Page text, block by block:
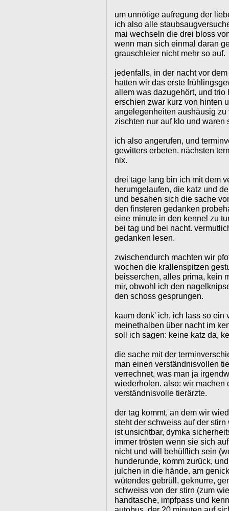
um unnötige aufregung der
ich also alle
mai wechseln die drei bloss
wenn man sich einmal daran
grauschleier nicht mehr so auf.
jedenfalls, in der nacht vor
hatten wir das erste
allem was dazugehört, und
erschien zwar kurz von hinten
angelegenheiten aushäusig
zischten nur auf klo und waren
ich also angerufen, und
gewitters erbeten. nächsten
nix.
drei tage lang bin ich mit dem
herumgelaufen, die katz und
und besahen sich die sache
den finsteren gedanken
eine minute in den kennel zu
bei tag und bei nacht.
gedanken lesen.
zwischendurch machten wir
wochen die krallenspitzen
beisserchen, alles prima, kein
mir, obwohl ich den
den schoss gesprungen.
kaum denk' ich, ich lass so ein
meinethalben über nacht im
soll ich sagen: keine katz da,
die sache mit der
man einen verständnisvollen
verrechnet, was man ja
wiederholen. also: wir machen
verständnisvolle tierärzte.
der tag kommt, an dem wir
steht der schweiss auf der
ist unsichtbar, dymka
immer trösten wenn sie sich
nicht und will behülflich sein
hunderunde, komm zurück,
julchen in die hände. am
wütendes gebrüll, geknurre,
schweiss von der stirn (zum
handtasche, impfpass und